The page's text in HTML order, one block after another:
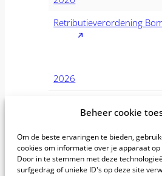
Beheer cookie
Om de beste ervaringen te bieden,
cookies om informatie over je apparaat
Door in te stemmen met deze
surfgedrag of unieke ID's op deze site
Retributieverordening
2026
Verordeningen oude
Wilt u verordeningen van
2026, kies hieronder dan het
20252024